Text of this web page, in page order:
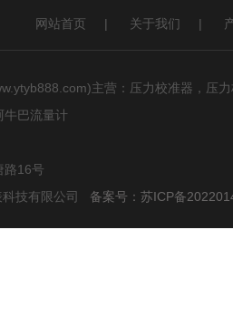
网站首页 | 关于我们 |
主营：压力校准器，压
牛巴流量计
路16号
科技有限公司 备案号：苏ICP备